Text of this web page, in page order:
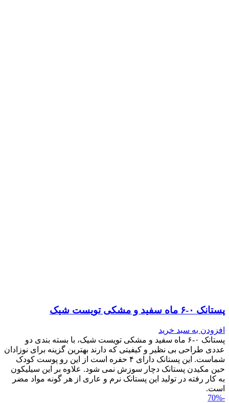
پستانک ۰-۶ ماه سفید و مشکی تویست شیک
افزودن به سبد خرید
پستانک ۰-۶ ماه سفید و مشکی تویست شیک، با بسته بندی دو
عددی طراحی بی نظیر و کیفیتی که دارند بهترین گزینه برای نوزادان
شماست. این پستانک دارای ۴ حفره است از این رو پوست کودک
حین مکیدن پستانک دچار سوزش نمی شود. علاوه بر این سیلیکون
به کار رفته در تولید این پستانک نرم و عاری از هر گونه مواد مضر
است.
-70%